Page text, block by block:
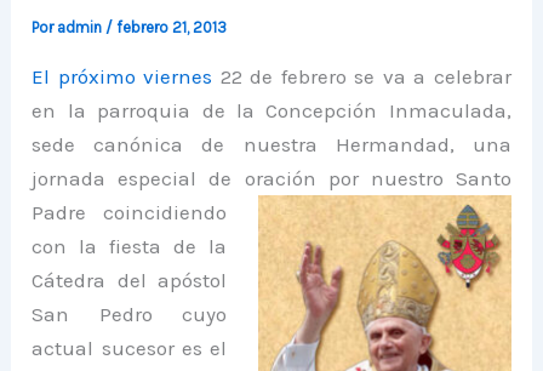
Por admin /febrero 21, 2013
El próximo viernes 22 de febrero se va a celebrar
en la parroquia de la Concepción Inmaculada,
sede canónica de nuestra Hermandad, una
jornada especial de oración por nuestro Santo
Padre coincidiendo
con la fiesta de la
Cátedra del apóstol
San Pedro cuyo
actual sucesor es el